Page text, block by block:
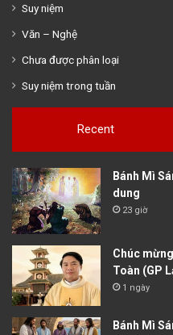
Suy niệm
Văn – Nghệ
Chưa được phân loại
Suy niệm trong tuần
Recent
Bánh Mì
dung
23 giờ
Chúc
Toàn (GP
1 ngày
Bánh Mì